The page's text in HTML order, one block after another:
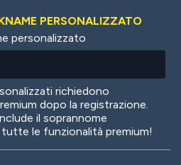
PERSONALIZZATO
personalizzato
richiedono
dopo la registrazione.
il soprannome
le funzionalità premium!